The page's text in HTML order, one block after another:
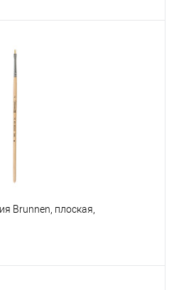
Brunnen, плоская,